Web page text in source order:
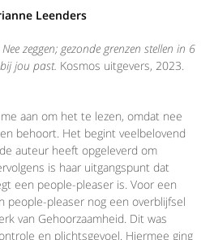
Leenders
zeggen; gezonde grenzen stellen in 6
jou past. Kosmos uitgevers, 2023.
aan om het te lezen, omdat nee
behoort. Het begint veelbelovend
auteur heeft opgeleverd om
is haar uitgangspunt dat
een people-pleaser is. Voor een
people-pleaser nog een overblijfsel
van Gehoorzaamheid. Dit was
en plichtsgevoel. Hiermee ging